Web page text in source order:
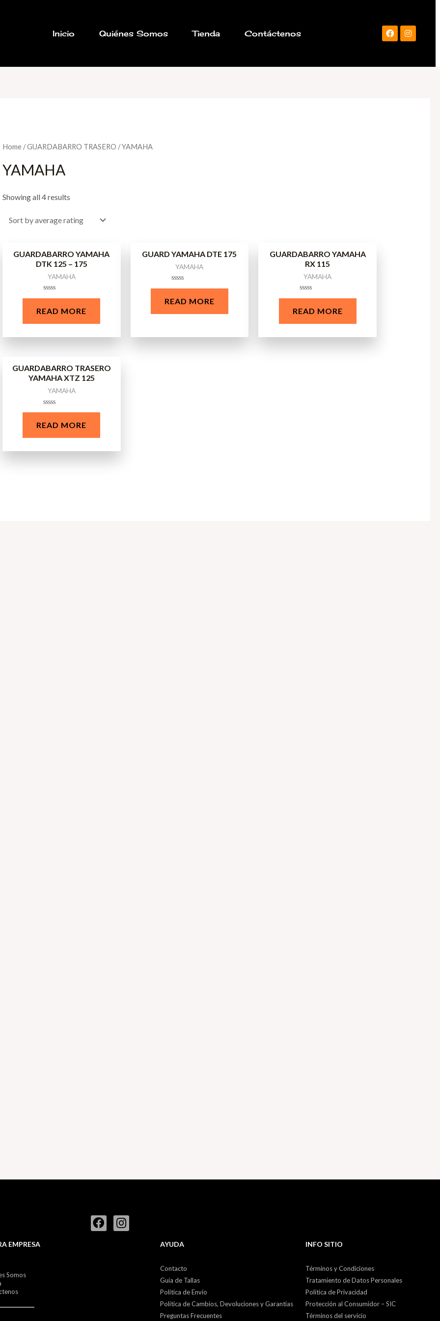
Inicio Quiénes Somos Tienda Contáctenos
Home/GUARDABARRO TRASERO / YAMAHA
YAMAHA
Showing all 4 results
GUARDABARRO YAMAHA
DTK 125 – 175
YAMAHA
Rated
out
5
READ MORE
GUARD YAMAHA DTE 175
YAMAHA
Rated
out
5
READ MORE
GUARDABARRO YAMAHA
RX 115
YAMAHA
Rated
out
5
READ MORE
GUARDABARRO TRASERO
YAMAHA XTZ 125
YAMAHA
Rated
out
5
READ MORE
EMPRESA
Somos
AYUDA
Contacto
Guía de Tallas
Política de Envío
Política de Cambios, Devoluciones y Garantías
Preguntas Frecuentes
INFO SITIO
Términos y Condiciones
Tratamiento de Datos Personales
Política de Privacidad
Protección al Consumidor – SIC
Términos del servicio